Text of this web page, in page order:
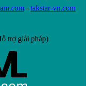
- takstar-vn.com
trợ giải pháp)